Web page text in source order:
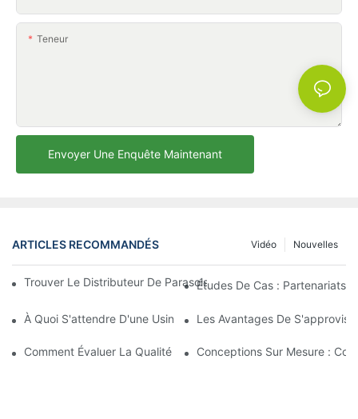
Teneur
Envoyer Une Enquête Maintenant
ARTICLES RECOMMANDÉS Nouvelles
Vidéo
Trouver Le Distributeur De Parasols De Plage Idéal Pour Votre
Études De Cas : Partenariats
À Quoi S'attendre D'une Usine De Chaises Longues D'extérieur
Les Avantages De
Comment Évaluer La Qualité D'une Usine De Chaises Longues
Conceptions Sur Mesure :